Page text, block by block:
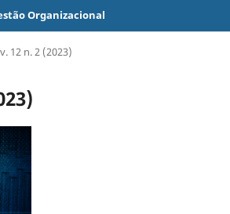
Organizacional
v. 12 n. 2 (2023)